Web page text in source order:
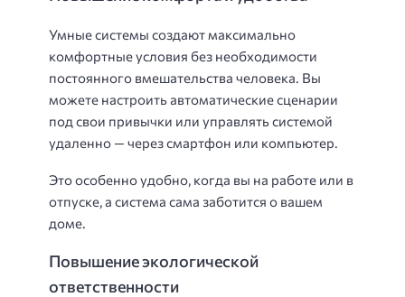
Умные системы создают максимально
комфортные условия без необходимости
постоянного вмешательства человека. Вы
можете настроить автоматические сценарии
под свои привычки или управлять системой
удаленно — через смартфон или компьютер.
Это особенно удобно, когда вы на работе или в
отпуске, а система сама заботится о вашем
доме.
Повышение экологической
ответственности